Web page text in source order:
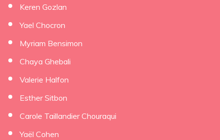
Keren Gozlan
Yael Chocron
Myriam Bensimon
Chaya Ghebali
Valerie Halfon
Esther Sitbon
Carole Taillandier Chouraqui
Yaël Cohen